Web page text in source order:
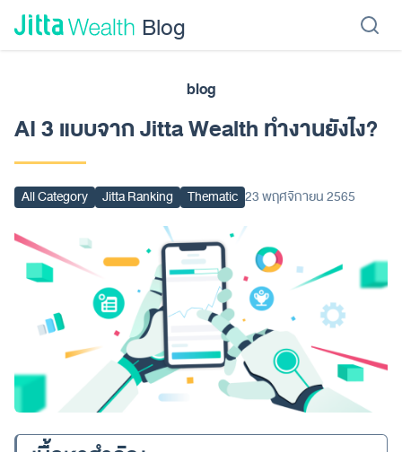
Skip to content - ข้ามไปที่เนื้อหา
Blog
ลงทุนอัตโนมัติ
blog
AI 3 แบบจาก Jitta Wealth ทำงานยังไง?
All Category Jitta Ranking Thematic 23 พฤศจิกายน 2565